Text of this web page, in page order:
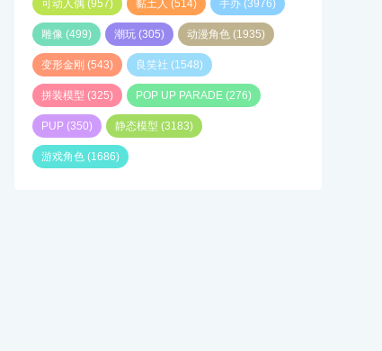
可动人偶 (957) 黏土人 (514) 手办 (3976)
雕像 (499) 潮玩 (305) 动漫角色 (1935)
变形金刚 (543) 良笑社 (1548)
拼装模型 (325) POP UP PARADE (276)
PUP (350) 静态模型 (3183)
游戏角色 (1686)